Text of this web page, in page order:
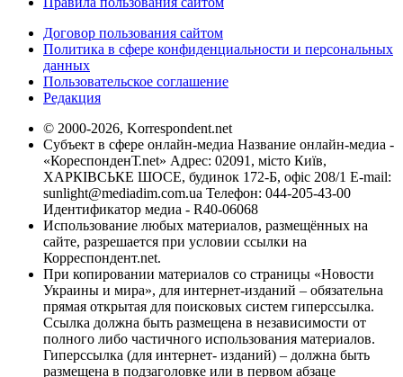
Договор пользования сайтом
Политика в сфере конфиденциальности и персональных
данных
Пользовательское соглашение
Редакция
© 2000-2026, Korrespondent.net
Субъект в сфере онлайн-медиа Название онлайн-медиа -
«КореспонденТ.net» Адрес: 02091, місто Київ,
ХАРКІВСЬКЕ ШОСЕ, будинок 172-Б, офіс 208/1 E-mail:
sunlight@mediadim.com.ua Телефон: 044-205-43-00
Идентификатор медиа - R40-06068
Использование любых материалов, размещённых на
сайте, разрешается при условии ссылки на
Корреспондент.net.
При копировании материалов со страницы «Новости
Украины и мира», для интернет-изданий – обязательна
прямая открытая для поисковых систем гиперссылка.
Ссылка должна быть размещена в независимости от
полного либо частичного использования материалов.
Гиперссылка (для интернет- изданий) – должна быть
размещена в подзаголовке или в первом абзаце